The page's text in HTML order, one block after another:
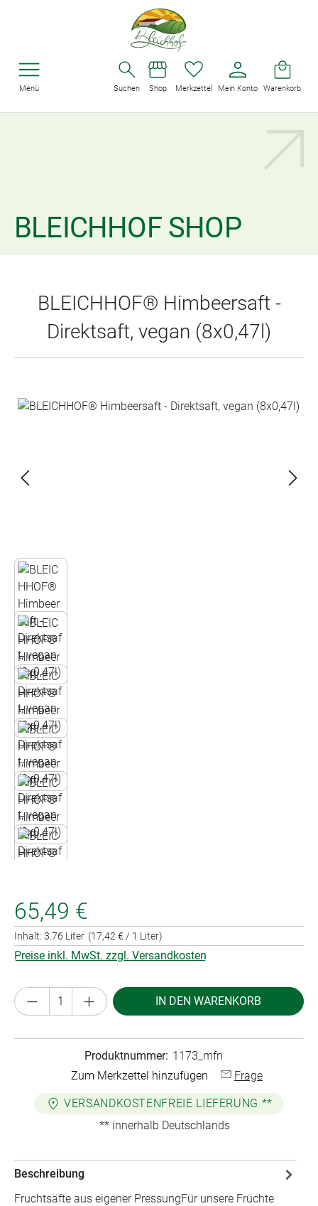
Menü Suchen Shop Merkzettel Mein Konto Warenkorb
BLEICHHOF SHOP
BLEICHHOF® Himbeersaft -
Direktsaft, vegan (8x0,47l)
Bildergalerie überspringen
65,49 €
Inhalt: 3.76 Liter (17,42 € / 1 Liter)
Preise inkl. MwSt. zzgl. Versandkosten
Produkt Anzahl: Gib den gewünschten Wert
IN DEN WARENKORB
Produktnummer: 1173_mfn
Zum Merkzettel hinzufügen
Frage
VERSANDKOSTENFREIE LIEFERUNG **
** innerhalb Deutschlands
Beschreibung
Fruchtsäfte aus eigener PressungFür unsere Früchte